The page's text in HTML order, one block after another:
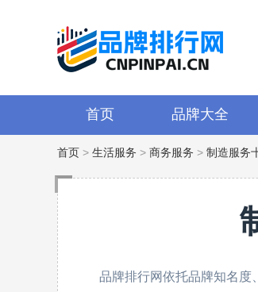
首页 品牌大全
首页 > 生活服务 > 商务服务 > 制造服务
品牌排行网依托品牌知名度